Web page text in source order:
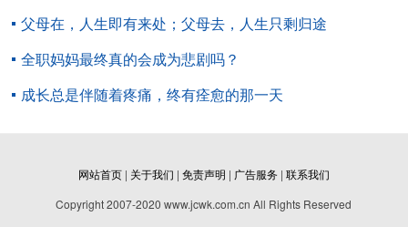
父母在，人生即有来处；父母去，人生只剩归途
全职妈妈最终真的会成为悲剧吗？
成长总是伴随着疼痛，终有痊愈的那一天
网站首页| 关于我们 | 免责声明 | 广告服务| 联系我们
Copyright 2007-2020 www.jcwk.com.cn All Rights Reserved